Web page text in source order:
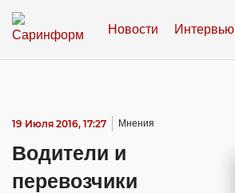
Новости Интервью
19 Июля 2016, 17:27 Мнения
Водители и
перевозчики